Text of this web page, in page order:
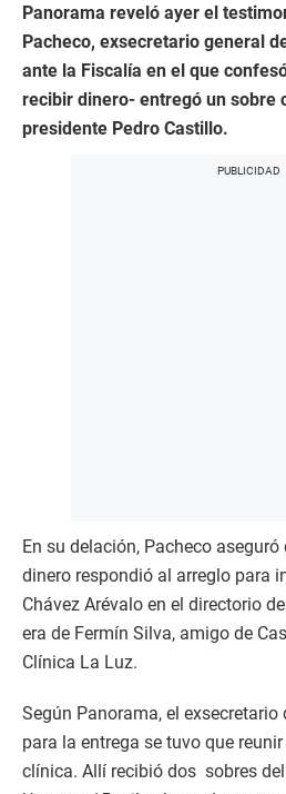
Panorama reveló ayer el
Pacheco, exsecretario general
ante la Fiscalía en el que
recibir dinero- entregó un sobre
presidente Pedro Castillo.
En su delación, Pacheco aseguró
dinero respondió al arreglo para
Chávez Arévalo en el directorio
era de Fermín Silva, amigo de
Clínica La Luz.
Según Panorama, el
para la entrega se tuvo que
clínica. Allí recibió dos sobres del